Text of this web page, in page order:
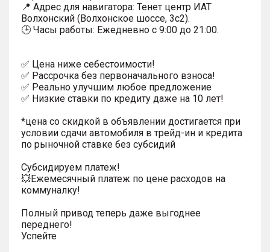
📍 Адрес для навигатора: Тенет центр ИАТ
Волхонский (Волхонское шоссе, 3с2).
🕒 Часы работы: Ежедневно с 9:00 до 21:00.
✅ Цена ниже себестоимости!
✅ Рассрочка без первоначального взноса!
✅ Реально улучшим любое предложение
✅ Низкие ставки по кредиту даже на 10 лет!
*цена со скидкой в объявлении достигается при
условии сдачи автомобиля в трейд-ин и кредита
по рыночной ставке без субсидий
Субсидируем платеж!
💥Ежемесячный платеж по цене расходов на
коммуналку!
Полный привод теперь даже выгоднее
переднего!
Успейте